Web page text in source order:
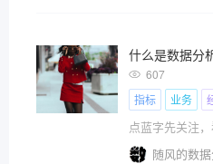
什么是数据分
607
指标
业务
随风的数